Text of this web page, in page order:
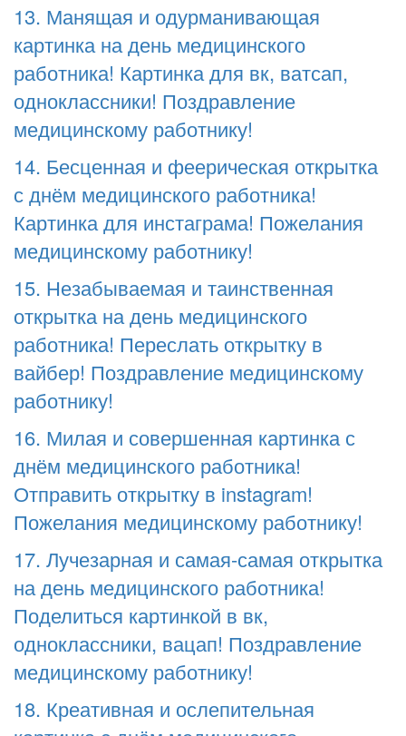
13. Манящая и одурманивающая
картинка на день медицинского
работника! Картинка для вк, ватсап,
одноклассники! Поздравление
медицинскому работнику!
14. Бесценная и феерическая открытка
с днём медицинского работника!
Картинка для инстаграма! Пожелания
медицинскому работнику!
15. Незабываемая и таинственная
открытка на день медицинского
работника! Переслать открытку в
вайбер! Поздравление медицинскому
работнику!
16. Милая и совершенная картинка с
днём медицинского работника!
Отправить открытку в instagram!
Пожелания медицинскому работнику!
17. Лучезарная и самая-самая открытка
на день медицинского работника!
Поделиться картинкой в вк,
одноклассники, вацап! Поздравление
медицинскому работнику!
18. Креативная и ослепительная